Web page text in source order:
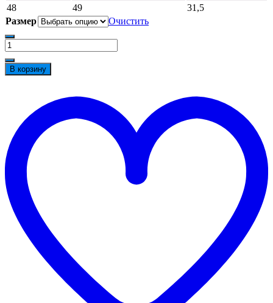
48
49
31,5
Размер
Очистить
Количество
товара
Ботинок
"Рабочий"
ПУ-
ТПУ
с
МП
МС
искусственный
мех
В корзину